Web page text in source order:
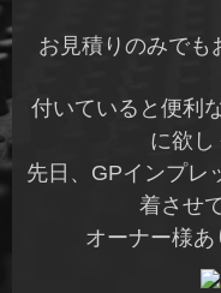
お見積りのみでも
付いていると便利
に欲し
先日、GPインプレ
着させ
オーナー様